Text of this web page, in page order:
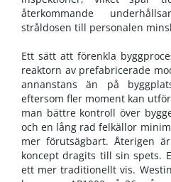
återkommande
stråldosen till personalen
Ett sätt att förenkla
reaktorn av prefabricerade
annanstans än på
eftersom fler moment kan
man bättre kontroll över
och en lång rad felkällor
mer förutsägbart. Återigen
koncept dragits till sin spets.
ett mer traditionellt vis.